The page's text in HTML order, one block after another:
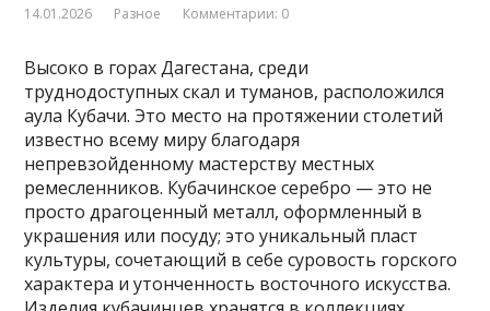
14.01.2026 Разное Комментарии: 0
Высоко в горах Дагестана, среди
труднодоступных скал и туманов, расположился
аула Кубачи. Это место на протяжении столетий
известно всему миру благодаря
непревзойденному мастерству местных
ремесленников. Кубачинское серебро — это не
просто драгоценный металл, оформленный в
украшения или посуду; это уникальный пласт
культуры, сочетающий в себе суровость горского
характера и утонченность восточного искусства.